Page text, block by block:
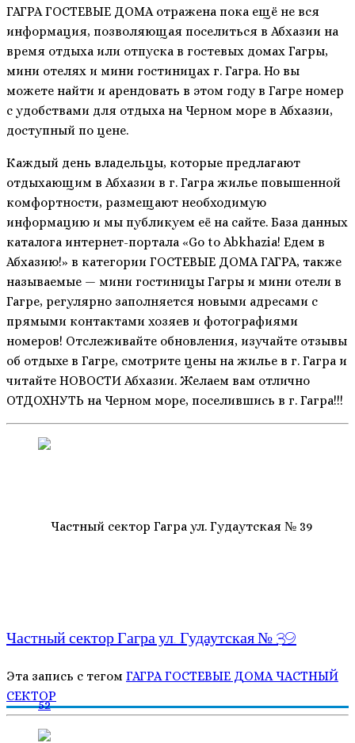
ГАГРА ГОСТЕВЫЕ ДОМА отражена пока ещё не вся
информация, позволяющая поселиться в Абхазии на
время отдыха или отпуска в гостевых домах Гагры,
мини отелях и мини гостиницах г. Гагра. Но вы
можете найти и арендовать в этом году в Гагре номер
с удобствами для отдыха на Черном море в Абхазии,
доступный по цене.
Каждый день владельцы, которые предлагают
отдыхающим в Абхазии в г. Гагра жилье повышенной
комфортности, размещают необходимую
информацию и мы публикуем её на сайте. База данных
каталога интернет-портала «Go to Abkhazia! Едем в
Абхазию!» в категории ГОСТЕВЫЕ ДОМА ГАГРА, также
называемые — мини гостиницы Гагры и мини отели в
Гагре, регулярно заполняется новыми адресами с
прямыми контактами хозяев и фотографиями
номеров! Отслеживайте обновления, изучайте отзывы
об отдыхе в Гагре, смотрите цены на жилье в г. Гагра и
читайте НОВОСТИ Абхазии. Желаем вам отлично
ОТДОХНУТЬ на Черном море, поселившись в г. Гагра!!!
52
Частный сектор Гагра ул. Гудаутская № 39
Эта запись с тегом ГАГРАГОСТЕВЫЕ ДОМАЧАСТНЫЙ
СЕКТОР